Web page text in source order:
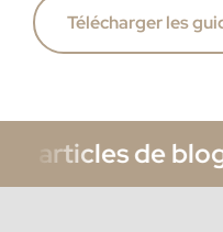
Télécharger les
de blog sur